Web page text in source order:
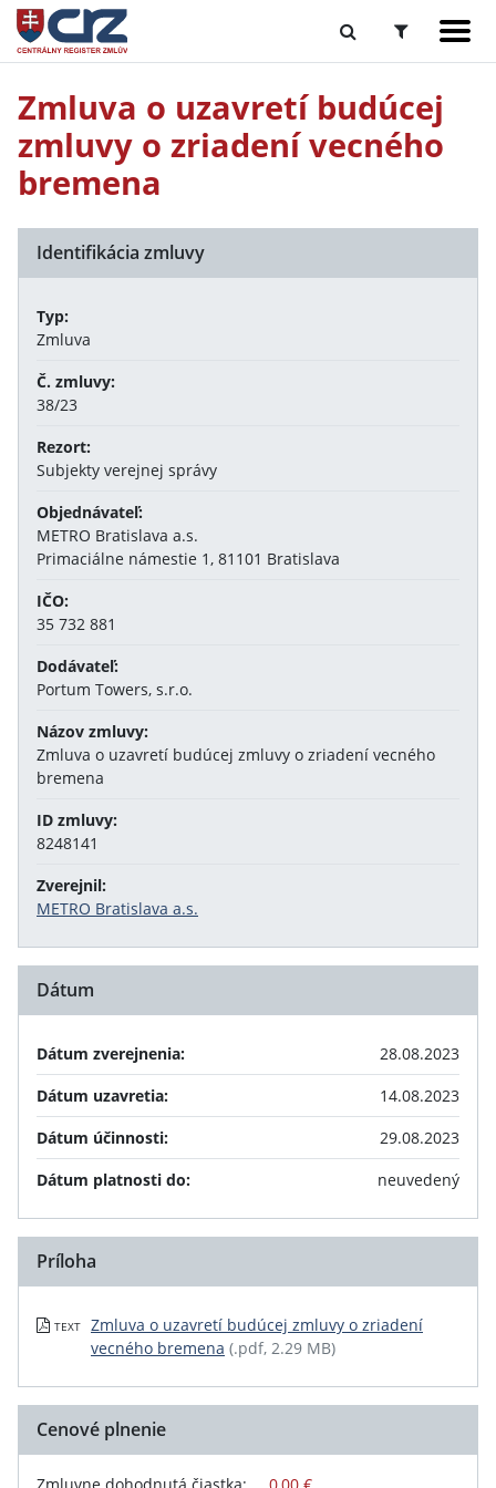
Zmluva o uzavretí budúcej
zmluvy o zriadení vecného
bremena
Identifikácia zmluvy
Typ:
Zmluva
Č. zmluvy:
38/23
Rezort:
Subjekty verejnej správy
Objednávateľ:
METRO Bratislava a.s.
Primaciálne námestie 1, 81101 Bratislava
IČO:
35 732 881
Dodávateľ:
Portum Towers, s.r.o.
Názov zmluvy:
Zmluva o uzavretí budúcej zmluvy o zriadení vecného
bremena
ID zmluvy:
8248141
Zverejnil:
METRO Bratislava a.s.
Dátum
Dátum zverejnenia:
28.08.2023
Dátum uzavretia:
14.08.2023
Dátum účinnosti:
29.08.2023
Dátum platnosti do:
neuvedený
Príloha
TEXT
Zmluva o uzavretí budúcej zmluvy o zriadení
vecného bremena (.pdf, 2.29 MB)
Cenové plnenie